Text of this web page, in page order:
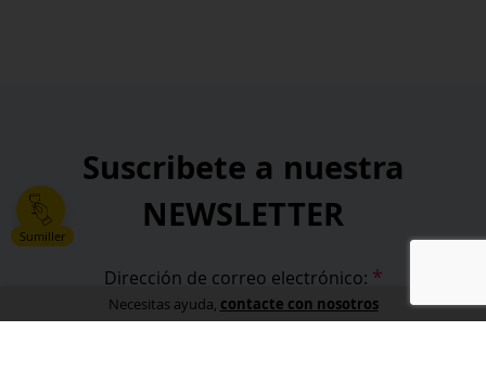
Sumiller
Suscribete a nuestra
NEWSLETTER
Dirección de correo electrónico: *
Necesitas ayuda, contacte con nosotros